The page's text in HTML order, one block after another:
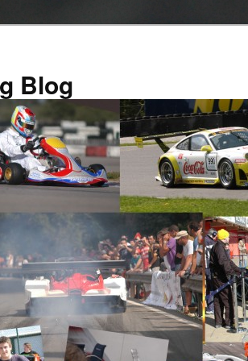
Blog